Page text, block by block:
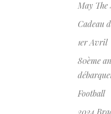
May The
Cadeau
1er Avril
80ème
Football
2024